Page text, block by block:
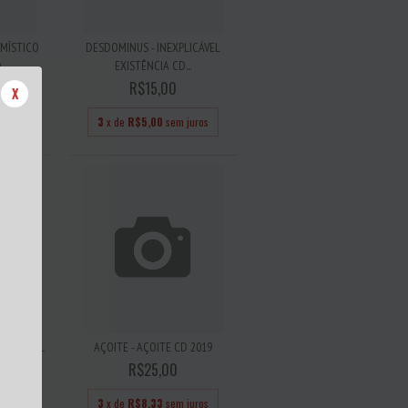
X
DESDOMINUS - INEXPLICÁVEL
EXISTÊNCIA CD...
R$15,00
3 x de R$5,00 sem juros
CRANIAL
AÇOITE - AÇOITE CD 2019
R$25,00
3 x de R$8,33 sem juros